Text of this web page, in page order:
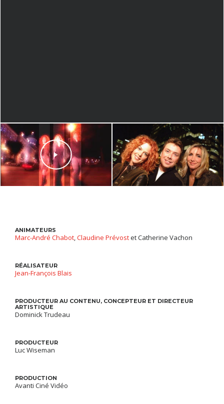
ANIMATEURS
Marc-André Chabot,Claudine Prévostet Catherine Vachon
RÉALISATEUR
Jean-François Blais
PRODUCTEUR AU CONTENU, CONCEPTEUR ET DIRECTEUR
ARTISTIQUE
Dominick Trudeau
PRODUCTEUR
Luc Wiseman
PRODUCTION
Avanti Ciné Vidéo